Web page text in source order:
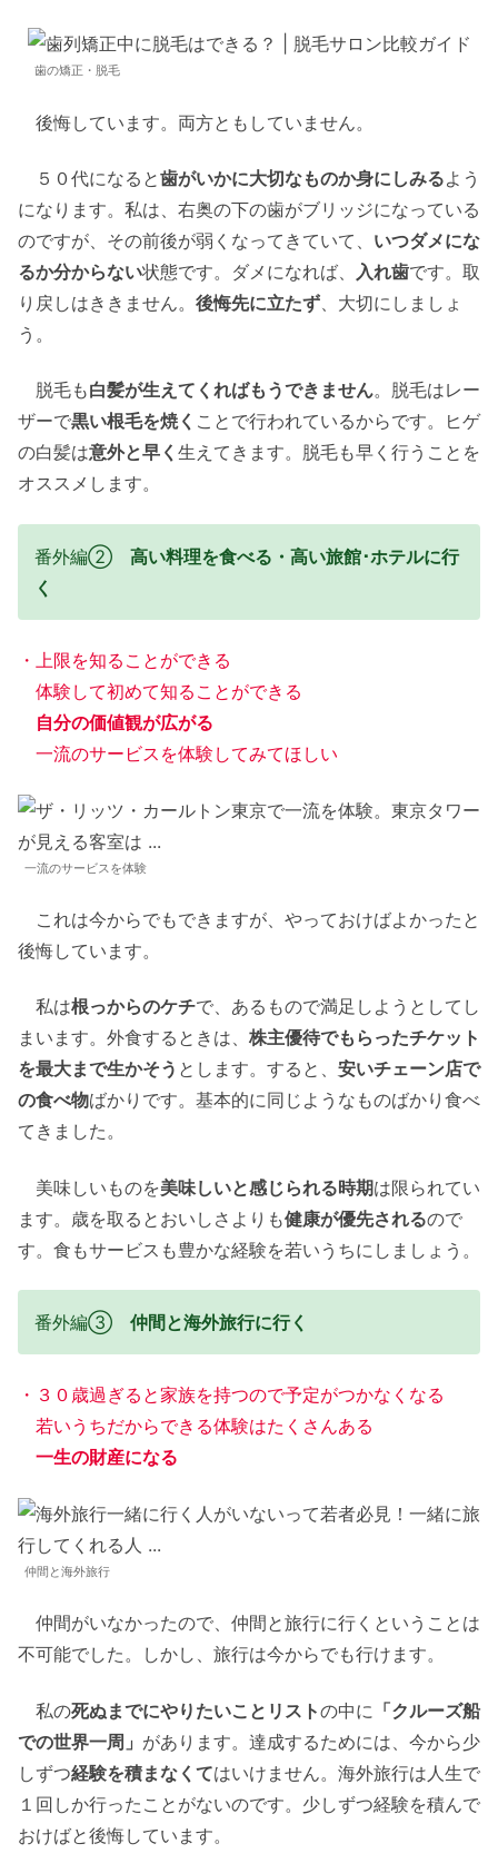
歯の矯正・脱毛
後悔しています。両方ともしていません。
５０代になると歯がいかに大切なものか身にしみるよう
になります。私は、右奥の下の歯がブリッジになっている
のですが、その前後が弱くなってきていて、 いつダメにな
るか分からない状態です。ダメになれば、 入れ歯です。取
り戻しはききません。 後悔先に立たず 、大切にしましょ
う。
脱毛も白髪が生えてくればもうできません。脱毛はレー
ザーで黒い根毛を焼く ことで行われているからです。ヒゲ
の白髪は意外と早く 生えてきます。脱毛も早く行うことを
オススメします。
番外編② 高い料理を食べる・高い旅館･ホテルに行
く
・上限を知ることができる
体験して初めて知ることができる
自分の価値観が広がる
一流のサービスを体験してみてほしい
一流のサービスを体験
これは今からでもできますが、やっておけばよかったと
後悔しています。
私は根っからのケチで、あるもので満足しようとしてし
まいます。外食するときは、 株主優待でもらったチケット
を最大まで生かそう とします。すると、 安いチェーン店で
の食べ物ばかりです。基本的に同じようなものばかり食べ
てきました。
美味しいものを美味しいと感じられる時期は限られてい
ます。歳を取るとおいしさよりも健康が優先されるので
す。食もサービスも豊かな経験を若いうちにしましょう。
番外編③ 仲間と海外旅行に行く
・３０歳過ぎると家族を持つので予定がつかなくなる
若いうちだからできる体験はたくさんある
一生の財産になる
仲間と海外旅行
仲間がいなかったので、仲間と旅行に行くということは
不可能でした。しかし、旅行は今からでも行けます。
私の死ぬまでにやりたいことリストの中に 「クルーズ船
での世界一周」 があります。達成するためには、今から少
しずつ経験を積まなくてはいけません。海外旅行は人生で
１回しか行ったことがないのです。少しずつ経験を積んで
おけばと後悔しています。